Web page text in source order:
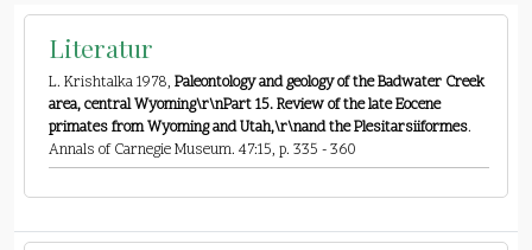
Literatur
L. Krishtalka 1978, Paleontology and geology of the Badwater Creek
area, central Wyoming\r\nPart 15. Review of the late Eocene
primates from Wyoming and Utah,\r\nand the Plesitarsiiformes.
Annals of Carnegie Museum. 47:15, p. 335 - 360